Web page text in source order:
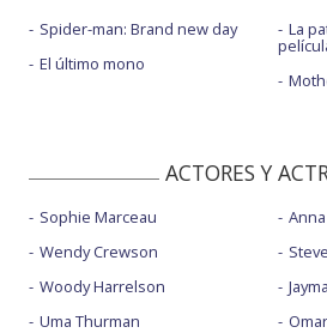
Spider-man: Brand new day
El último mono
La
ACTORES Y
Sophie Marceau
Wendy Crewson
Woody Harrelson
Uma Thurman